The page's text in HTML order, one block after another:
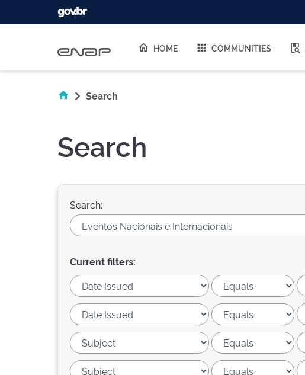
HOME COMMUNITIES
Search
Search
Search:
Current filters: